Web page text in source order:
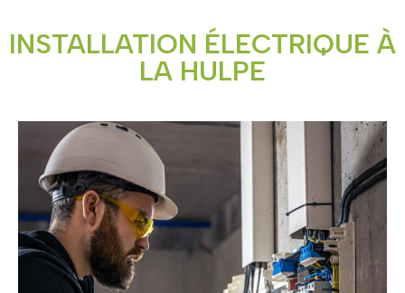
INSTALLATION ÉLECTRIQUE À
LA HULPE